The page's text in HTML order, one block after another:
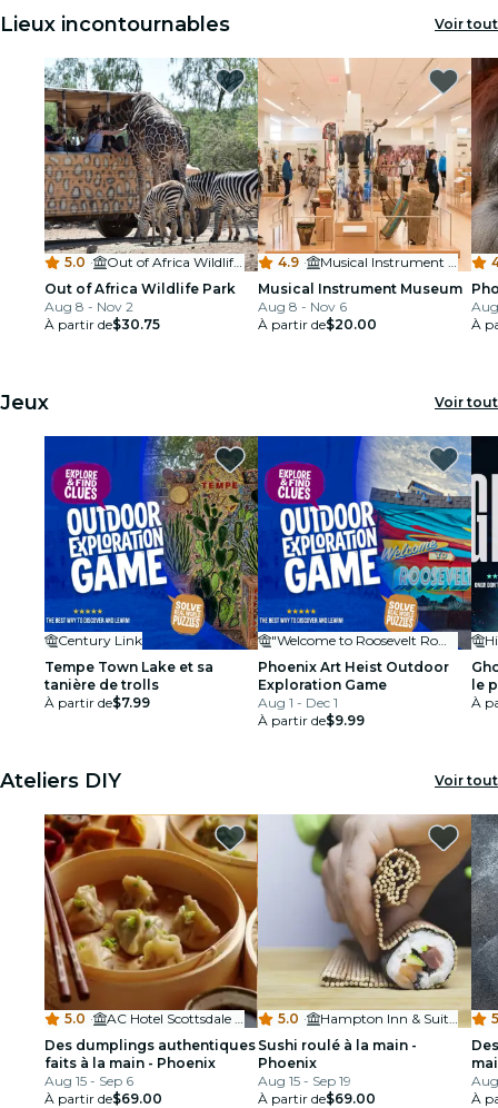
Lieux incontournables Voir tout
5.0 ·
Out of Africa Wildlife Park
Out of Africa Wildlife Park
Aug 8 - Nov 2
À partir de$30.75
4.9 ·
Musical Instrument Museum
Musical Instrument Museum
Aug 8 - Nov 6
À partir de$20.00
À
Jeux Voir tout
Century Link
Tempe Town Lake et sa
tanière de trolls
À partir de$7.99
"Welcome to Roosevelt Row" Art Installation
Phoenix Art Heist Outdoor
Exploration Game
Aug 1 - Dec 1
À partir de$9.99
le
À
Ateliers DIY Voir tout
5.0 ·
AC Hotel Scottsdale North
Des dumplings authentiques
faits à la main - Phoenix
Aug 15 - Sep 6
À partir de$69.00
5.0 ·
Hampton Inn & Suites Phoenix Downtown
Sushi roulé à la main -
Phoenix
Aug 15 - Sep 19
À partir de$69.00
À